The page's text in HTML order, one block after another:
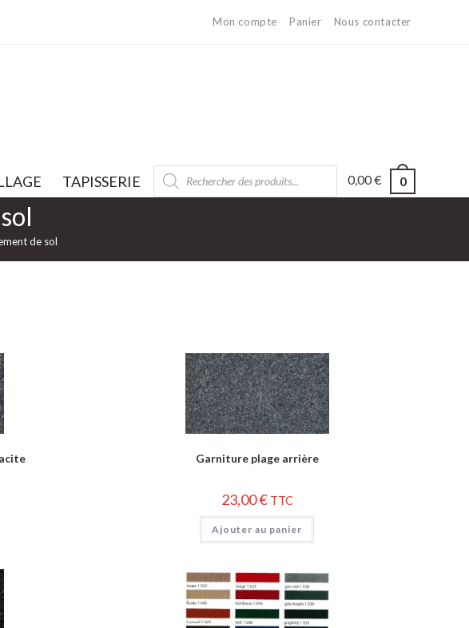
Mon compte Panier Nous contacter
TAPISSERIE 0,00€ 0
de sol
Garniture plage arrière
23,00€ TTC
Ajouter au panier